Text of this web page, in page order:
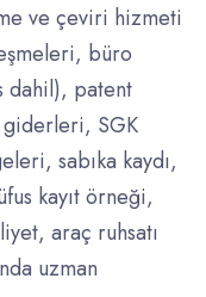
ve çeviri hizmeti
büro
dahil), patent
SGK
sabıka kaydı,
kayıt örneği,
araç ruhsatı
uzman